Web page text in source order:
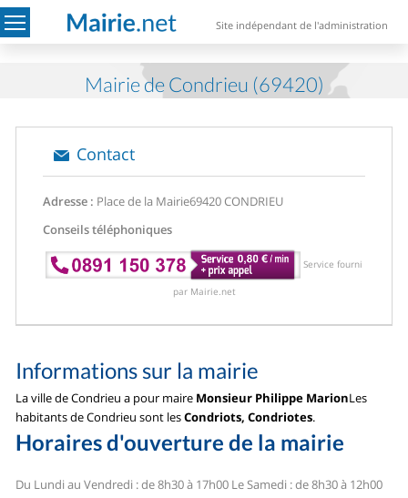
Site indépendant de l'administration
Mairie de Condrieu (69420)
Contact
Adresse : Place de la Mairie69420 CONDRIEU
Conseils téléphoniques
Service fourni
par Mairie.net
Informations sur la mairie
La ville de Condrieu a pour maire Monsieur Philippe MarionLes
habitants de Condrieu sont lesCondriots, Condriotes.
Horaires d'ouverture de la mairie
Du Lundi au Vendredi : de 8h30 à 17h00 Le Samedi : de 8h30 à 12h00